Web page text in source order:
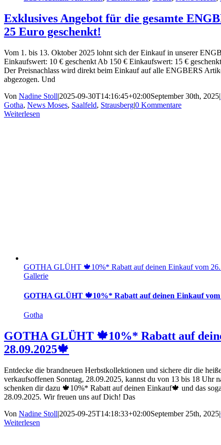
Exklusives Angebot für die gesamte
25 Euro geschenkt!
Vom 1. bis 13. Oktober 2025 lohnt sich der Einkauf in unserer
Einkaufswert: 10 € geschenkt Ab 150 € Einkaufswert: 15 €
Der Preisnachlass wird direkt beim Einkauf auf alle ENGBERS
abgezogen. Und
Von Nadine Stoll|2025-09-30T14:16:45+02:00September 30th, 2025|
Gotha, News Moses, Saalfeld, Strausberg|0 Kommentare
Weiterlesen
GOTHA GLÜHT 🍁10%* Rabatt auf deinen Einkauf vom
Gallerie
GOTHA GLÜHT 🍁10%* Rabatt auf deinen Einkauf vom
Gotha
GOTHA GLÜHT 🍁10%* Rabatt auf
28.09.2025🍁
Entdecke die brandneuen Herbstkollektionen und sichere dir die
verkaufsoffenen Sonntag, 28.09.2025, kannst du von 13 bis 18 Uhr
schenken dir dazu 🍁10%* Rabatt auf deinen Einkauf🍁 und das
28.09.2025. Wir freuen uns auf Dich! Das
Von Nadine Stoll|2025-09-25T14:18:33+02:00September 25th, 2025|
Weiterlesen